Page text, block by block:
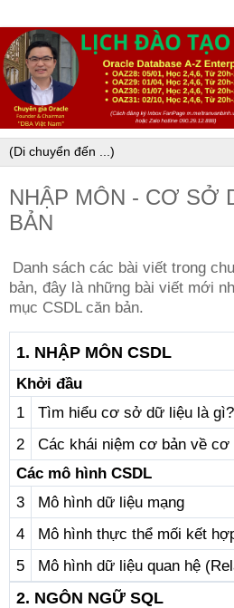
NHẬP MÔN - CƠ SỞ
BẢN
Danh sách các bài viết trong
bản, đây là những bài viết mới
mục CSDL căn bản.
1. NHẬP MÔN CSDL
Khởi đầu
1
Tìm hiểu cơ sở dữ liệu là
2
Các khái niệm cơ bản về
Các mô hình CSDL
3
Mô hình dữ liệu mạng
4
Mô hình thực thể mối kết
5
Mô hình dữ liệu quan hệ
2. NGÔN NGỮ SQL